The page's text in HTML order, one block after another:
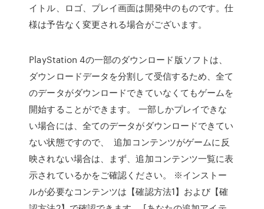
イトル、ロゴ、プレイ画面は開発中のものです。仕
様は予告なく変更される場合がございます。
PlayStation 4の一部のダウンロード版ソフトは、
ダウンロードデータを分割して受信するため、全て
のデータがダウンロードできていなくてもゲームを
開始することができます。 一部しかプレイできな
い場合には、全てのデータがダウンロードできてい
ない状態ですので、 追加コンテンツがゲームに反
映されない場合は、まず、追加コンテンツ一覧に表
示されているかをご確認ください。 ※インストー
ルが必要なコンテンツは【確認方法1】および【確